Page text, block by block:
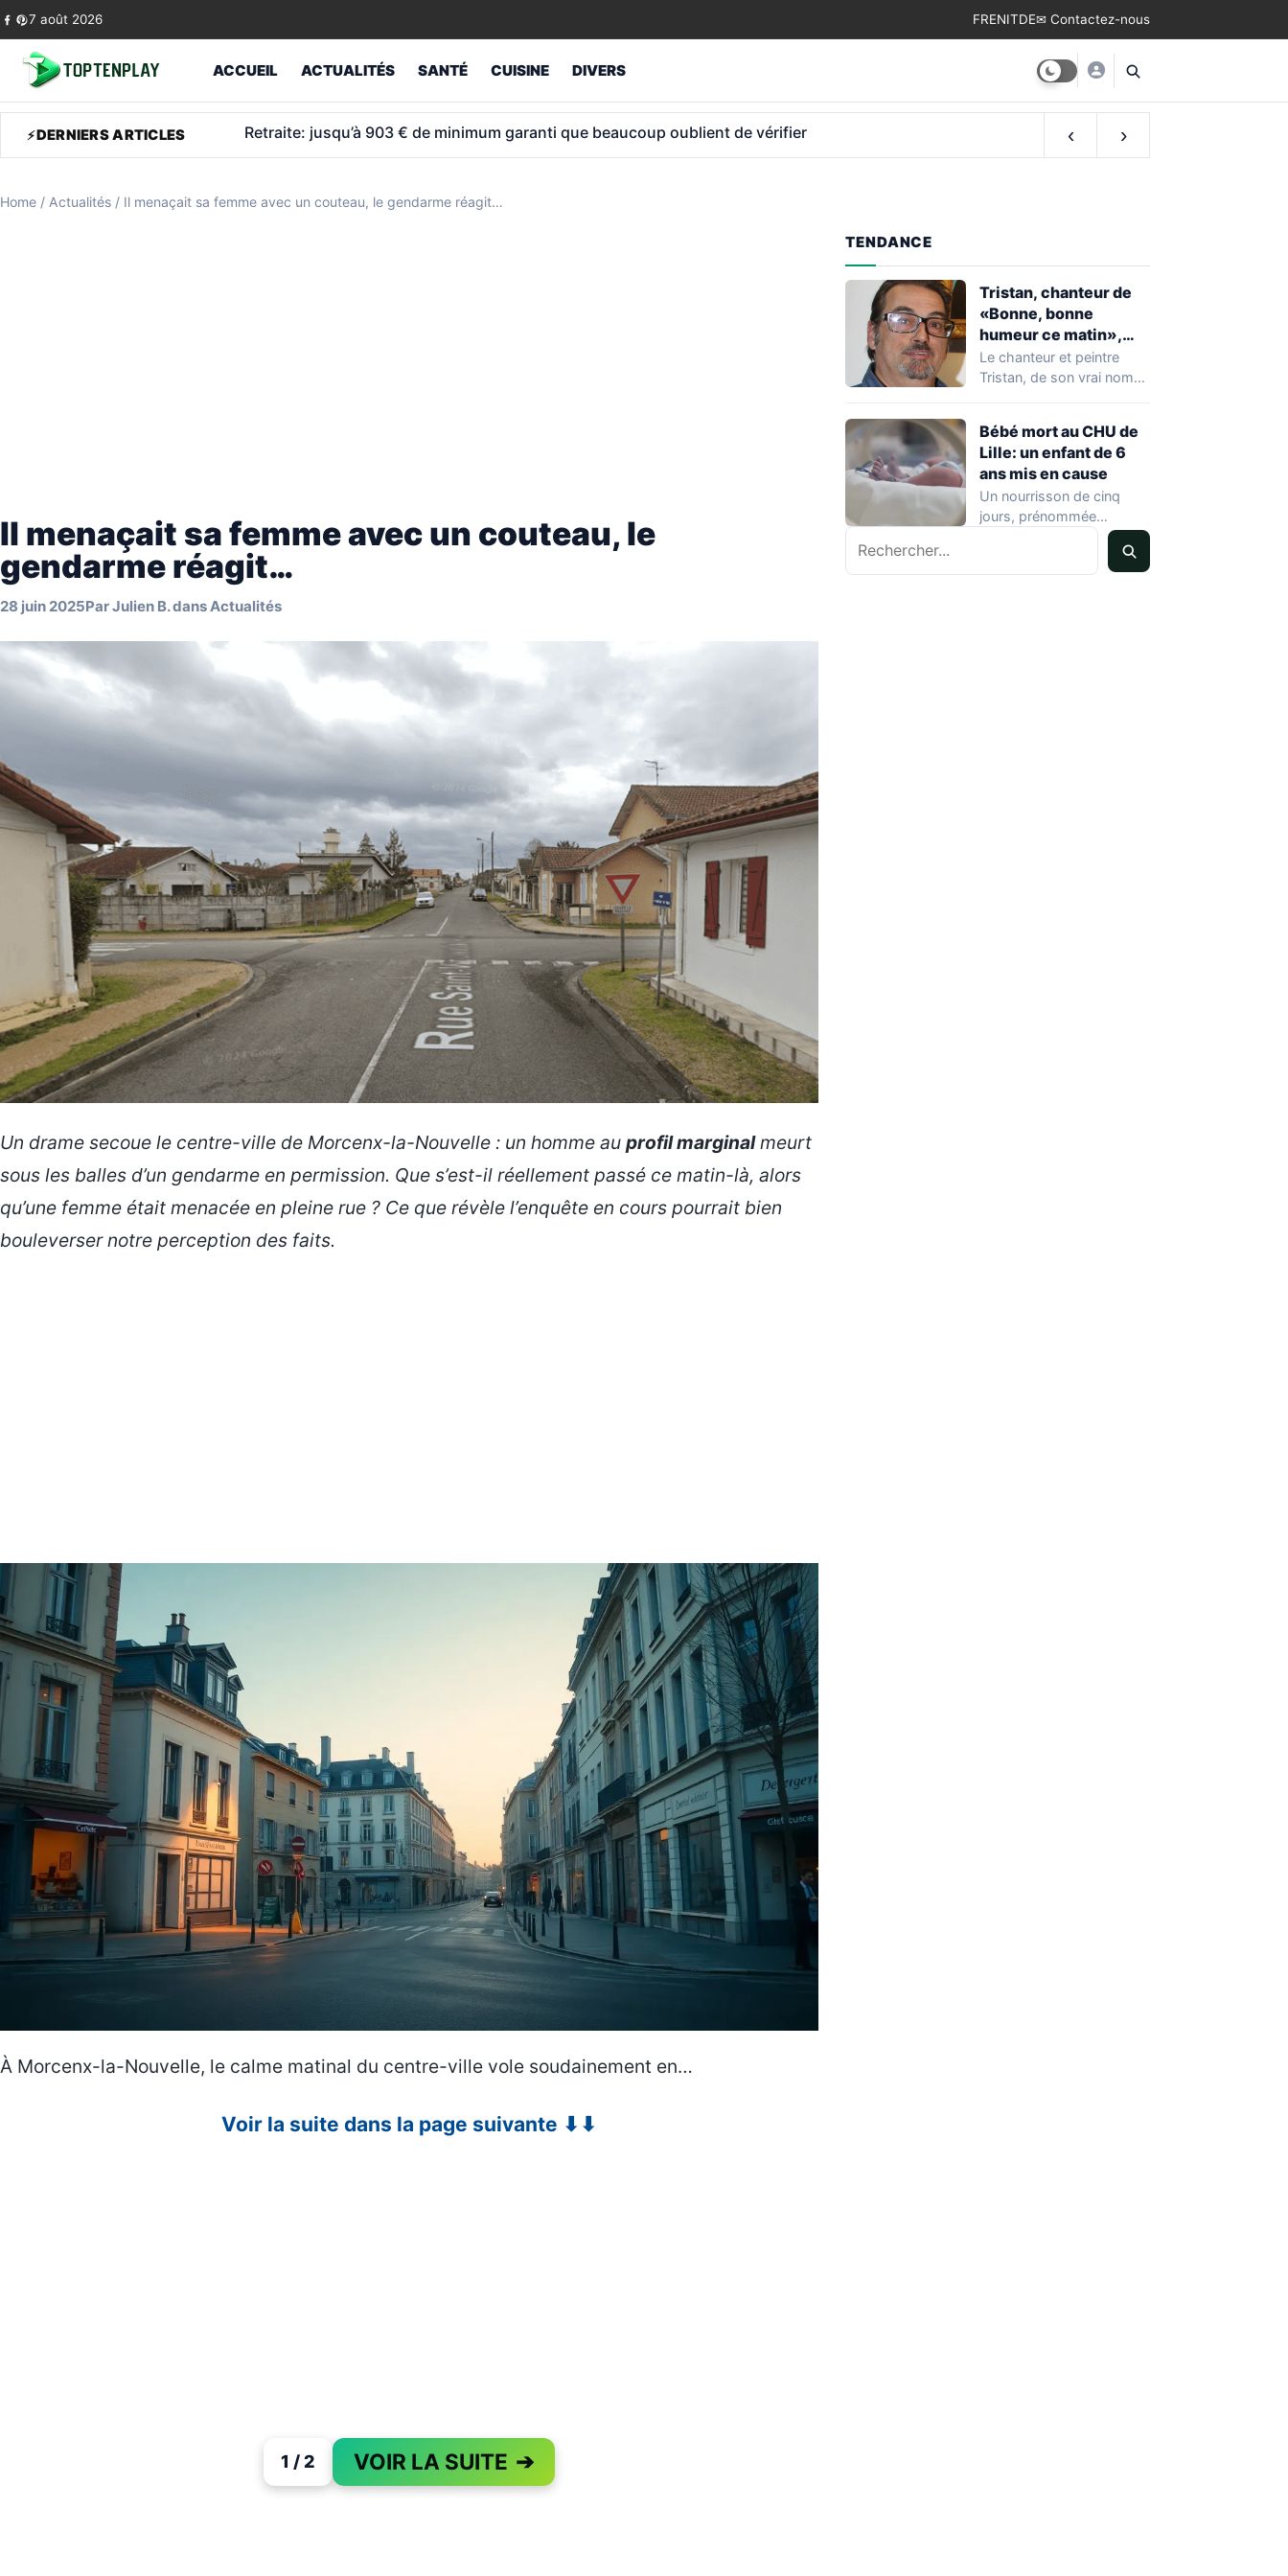
Skip to content
7 août 2026 FRENITDE✉ Contactez-nous
ACCUEIL ACTUALITÉS SANTÉ CUISINE DIVERS
DERNIERS ARTICLES Retraite anticipée: ce que les nouvelles règles changent vraiment selon votre année de naissance ‹ ›
Home / Actualités / Il menaçait sa femme avec un couteau, le gendarme réagit…
Il menaçait sa femme avec un couteau, le
gendarme réagit…
28 juin 2025ParJulien B.dansActualités
Un drame secoue le centre-ville de Morcenx-la-Nouvelle : un homme au profil marginalmeurt
sous les balles d’un gendarme en permission. Que s’est-il réellement passé ce matin-là, alors
qu’une femme était menacée en pleine rue ? Ce que révèle l’enquête en cours pourrait bien
bouleverser notre perception des faits.
À Morcenx-la-Nouvelle, le calme matinal du centre-ville vole soudainement en…
Voir la suite dans la page suivante ⬇⬇
1 / 2 VOIR LA SUITE ➔
PAGE 1 OF 2
TENDANCE
Tristan, chanteur de
«Bonne, bonne
humeur ce matin»,
mort à 68 ans
Le chanteur et peintre
Tristan, de son vrai nom
Bébé mort au CHU de
Lille: un enfant de 6
ans mis en cause
Un nourrisson de cinq
jours, prénommée
Zayneb, est décédée à la